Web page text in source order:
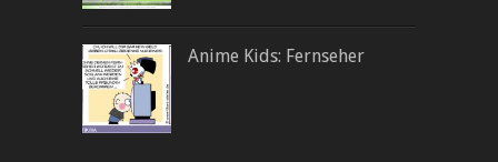
Anime Kids: Fernseher